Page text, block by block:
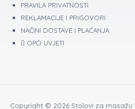
PRAVILA PRIVATNOSTI
REKLAMACIJE I PRIGOVORI
NAČINI DOSTAVE I PLAĆANJA
OPĆI UVJETI
Copyright © 2026 Stolovi za masažu